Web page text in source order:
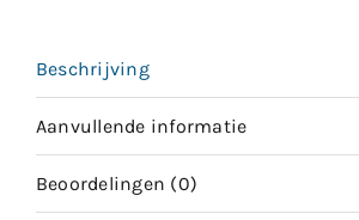
Beschrijving
Aanvullende informatie
Beoordelingen (0)